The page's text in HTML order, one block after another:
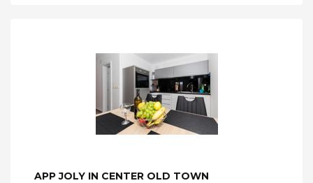
APP JOLY IN CENTER OLD TOWN